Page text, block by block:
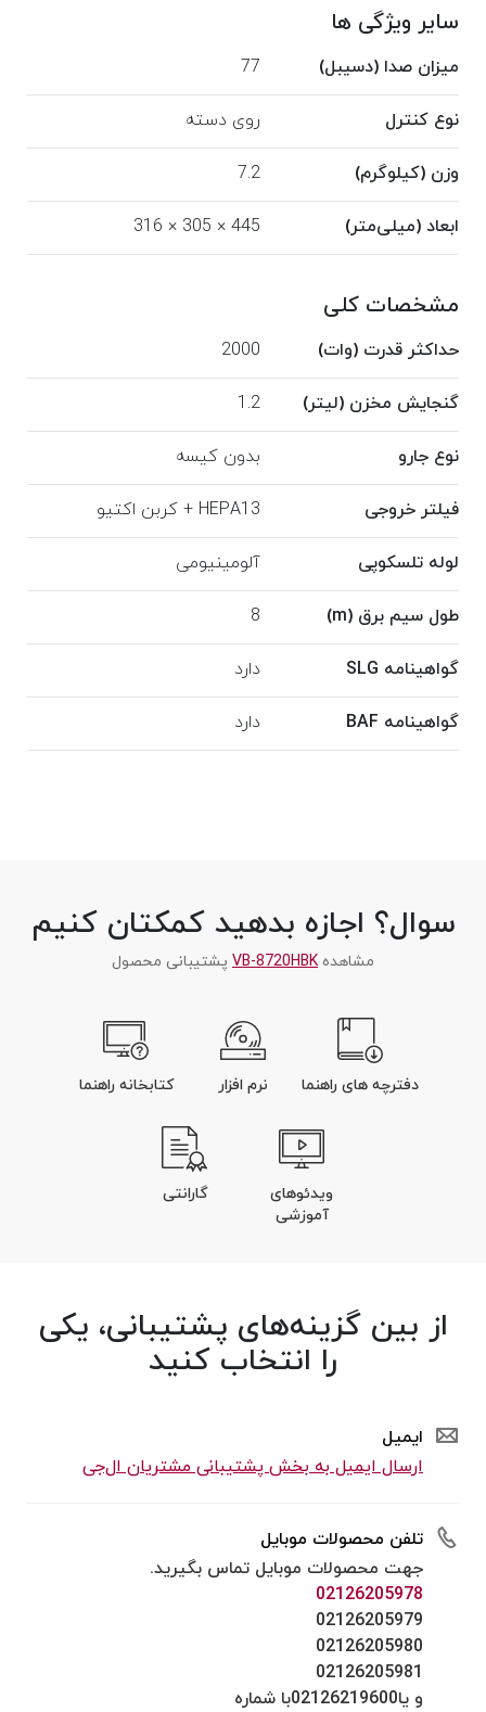
سایر ویژگی ها
میزان صدا (دسیبل) 77
نوع کنترل روی دسته
وزن (کیلوگرم) 7.2
ابعاد (میلی‌متر) 445 × 305 × 316
مشخصات کلی
حداکثر قدرت (وات) 2000
گنجایش مخزن (لیتر) 1.2
نوع جارو بدون کیسه
فیلتر خروجی HEPA13 + کربن اکتیو
لوله تلسکوپی آلومینیومی
طول سیم برق (m) 8
گواهینامه SLG دارد
گواهینامه BAF دارد
سوال؟ اجازه بدهید کمکتان کنیم
مشاهده VB-8720HBK پشتیبانی محصول
دفترچه های راهنما نرم افزار کتابخانه راهنما
ویدئوهای
آموزشی
گارانتی
از بین گزینه‌های پشتیبانی، یکی
را انتخاب کنید
ایمیل
ارسال ایمیل به بخش پشتیبانی مشتریان ال‌جی
تلفن محصولات موبایل
جهت محصولات موبایل تماس بگیرید.
02126205978
02126205979
02126205980
02126205981
و یا02126219600با شماره